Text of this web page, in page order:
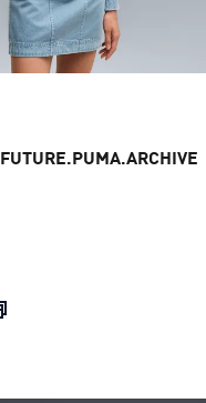
actual S/ 299.00